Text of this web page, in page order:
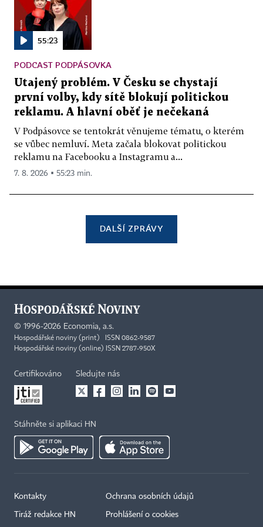
55:23
PODCAST PODPÁSOVKA
Utajený problém. V Česku se chystají
první volby, kdy sítě blokují politickou
reklamu. A hlavní oběť je nečekaná
V Podpásovce se tentokrát věnujeme tématu, o kterém
se vůbec nemluví. Meta začala blokovat politickou
reklamu na Facebooku a Instagramu a...
7. 8. 2026 ▪ 55:23 min.
DALŠÍ ZPRÁVY
© 1996-2026 Economia, a.s.
Hospodářské noviny (print) ISSN 0862-9587
Hospodářské noviny (online) ISSN 2787-950X
Certifikováno Sledujte nás
Stáhněte si aplikaci HN
Kontakty
Tiráž redakce HN
Ochrana osobních údajů
Prohlášení o cookies